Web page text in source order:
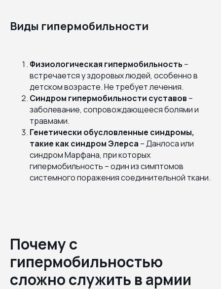
Виды гипермобильности
Физиологическая гипермобильность –
встречается у здоровых людей, особенно в
детском возрасте. Не требует лечения.
Синдром гипермобильности суставов –
заболевание, сопровождающееся болями и
травмами.
Генетически обусловленные синдромы,
такие как синдром Элерса – Данлоса или
синдром Марфана, при которых
гипермобильность – один из симптомов
системного поражения соединительной ткани.
Почему с
гипермобильностью
сложно служить в армии